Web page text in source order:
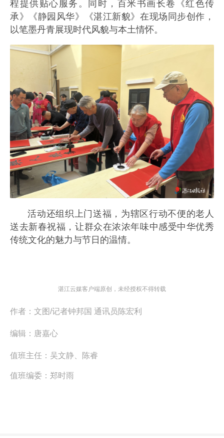
程提供贴心服务。同时，百米书画长卷《红色传
承》《静园风华》《湛江新貌》在现场同步创作，
以笔墨丹青展现时代风貌与本土情怀。
活动还组织上门送福，为辖区行动不便的老人
送去新春祝福，让群众在浓浓年味中感受中华优秀
传统文化的魅力与节日的温情。
湛江云媒客户端原创，未经授权不得转载
作者： 文图/记者钟邦国 通讯员陈宏利
编辑： 唐嘉心
值班主任： 吴文静、陈睿
值班编委： 郑时雨